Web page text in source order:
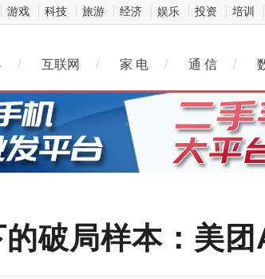
游戏 科技 旅游 经济 娱乐 投资 培训
/ 互联网 / 家 电 / 通 信 /
破局样本：美